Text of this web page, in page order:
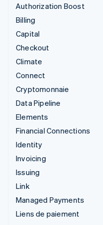
Authorization Boost
Billing
Capital
Checkout
Climate
Connect
Cryptomonnaie
Data Pipeline
Elements
Financial Connections
Identity
Invoicing
Issuing
Link
Managed Payments
Liens de paiement